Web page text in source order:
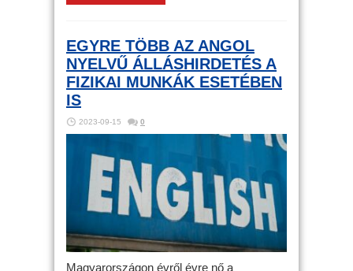
EGYRE TÖBB AZ ANGOL
NYELVŰ ÁLLÁSHIRDETÉS A
FIZIKAI MUNKÁK ESETÉBEN
IS
2023-09-15 0
Magyarországon évről évre nő a